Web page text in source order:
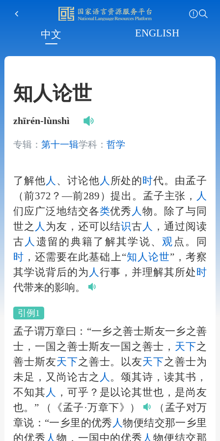
中文 ENGLISH
知人论世
zhīrén-lùnshì
专辑： 第十一辑学科： 哲学
了解他 人 、讨论他 人 所处的 时代。由孟子
（前372？—前289）提出。孟子主张，
人
们应广泛地结交各类优秀 人物。除了与同
世之 人 为友，还可以结识古 人
，通过阅读
古 人 遗留的典籍了解其学说、 观 点。同
时 ，还需要在此基础上“知 人 论世”，考察
其学说背后的为 人 行事，并理解其所处 时
代带来的影响。
引例1
孟子谓万章曰：“一乡之善士斯友一乡之善
士，一国之善士斯友一国之善士， 天下之
善士斯友天下之善士。以友天下之善士为
未足，又尚论古之 人 。颂其诗，读其书，
不知其 人
，可乎？是以论其世也，是尚友
也。”
（《孟子·万章下》）
（孟子对万
章说：“一乡里的优秀 人物便结交那一乡里
的优秀 人 物，一国中的优秀 人物便结交那